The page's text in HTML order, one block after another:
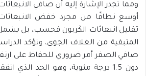
ومما تجدر الإشارة إليه أن صافي
أوسع نطاقًا من مجرد خفض
تقليل انبعاثات الكَربون فحسب، بل يشمل
المتبقية من الغلاف الجوي، وتؤكد
صافي الصفر أمر ضروري للحفاظ على
دون 1.5 درجة مئوية، وهو الحد الذي